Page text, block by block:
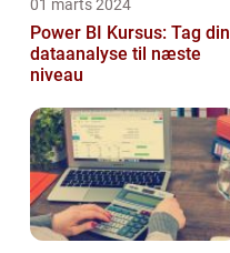
01 marts 2024
Power BI Kursus: Tag din
dataanalyse til næste
niveau